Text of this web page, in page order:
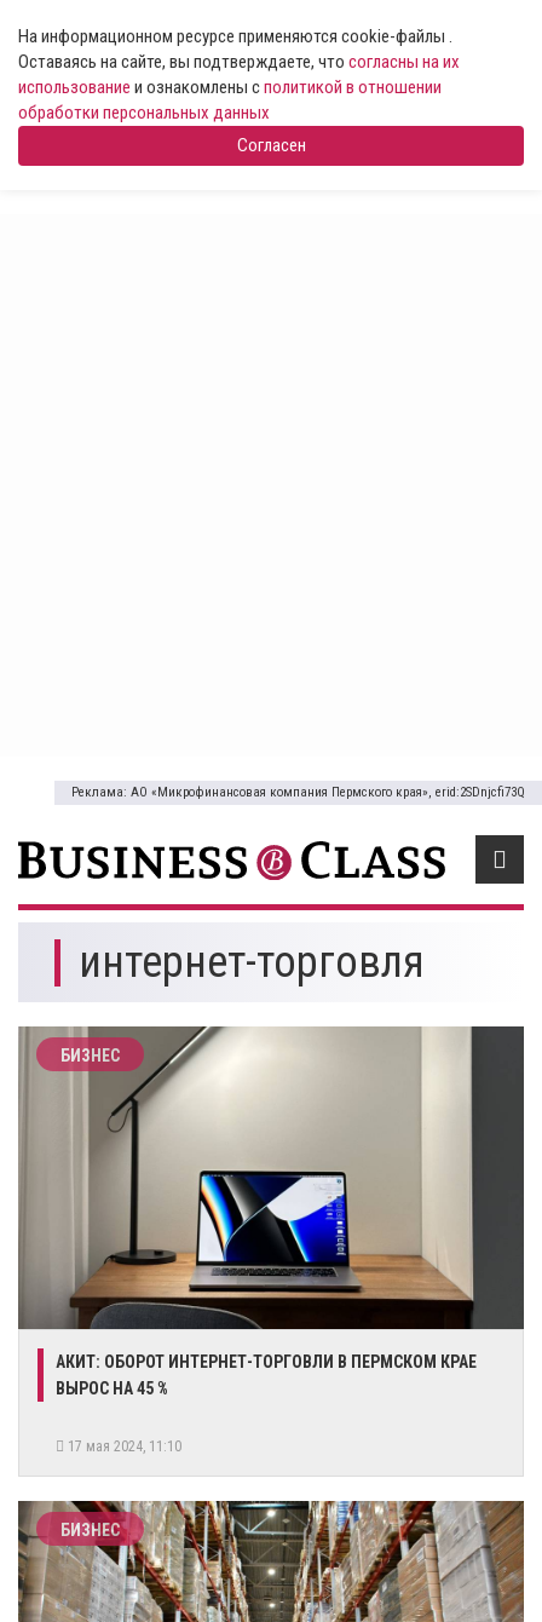
На информационном ресурсе применяются cookie-файлы .
Оставаясь на сайте, вы подтверждаете, что согласны на их
использование и ознакомлены сполитикой в отношении
обработки персональных данных
Согласен
Реклама: АО «Микрофинансовая компания Пермского края», erid:2SDnjcfi73Q
интернет-торговля
БИЗНЕС
​АКИТ: ОБОРОТ ИНТЕРНЕТ-ТОРГОВЛИ В ПЕРМСКОМ КРАЕ
ВЫРОС НА 45 %
17 мая 2024, 11:10
БИЗНЕС